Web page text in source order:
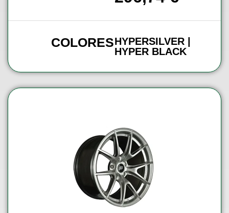
COLORESHYPERSILVER |
HYPER BLACK